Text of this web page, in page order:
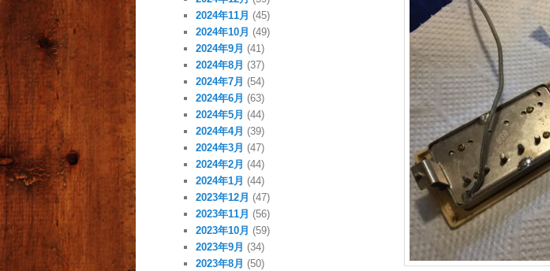
2024年11月 (45)
2024年10月 (49)
2024年9月 (41)
2024年8月 (37)
2024年7月 (54)
2024年6月 (63)
2024年5月 (44)
2024年4月 (39)
2024年3月 (47)
2024年2月 (44)
2024年1月 (44)
2023年12月 (47)
2023年11月 (56)
2023年10月 (59)
2023年9月 (34)
2023年8月 (50)